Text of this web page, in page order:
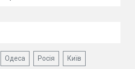
Одеса Росія Київ